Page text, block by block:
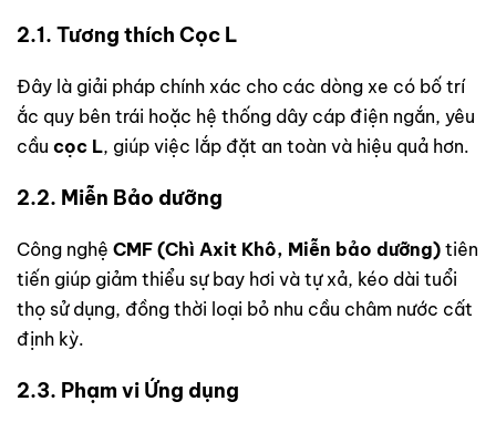
2.1. Tương thích Cọc L
Đây là giải pháp chính xác cho các dòng xe có bố trí
ắc quy bên trái hoặc hệ thống dây cáp điện ngắn, yêu
cầu cọc L, giúp việc lắp đặt an toàn và hiệu quả hơn.
2.2. Miễn Bảo dưỡng
Công nghệ CMF (Chì Axit Khô, Miễn bảo dưỡng) tiên
tiến giúp giảm thiểu sự bay hơi và tự xả, kéo dài tuổi
thọ sử dụng, đồng thời loại bỏ nhu cầu châm nước cất
định kỳ.
2.3. Phạm vi Ứng dụng